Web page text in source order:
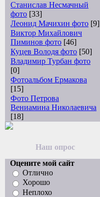
Станислав Несмачный
фото [33]
Леонид Мачихин фото [9]
Виктор Михайлович
Пиминов фото [46]
Куцев Володя фото [50]
Владимир Турбан фото
[0]
Фотоальбом Ермакова
[15]
Фото Петрова
Вениамина Николаевича
[18]
Наш опрос
Оцените мой сайт
Отлично
Хорошо
Неплохо